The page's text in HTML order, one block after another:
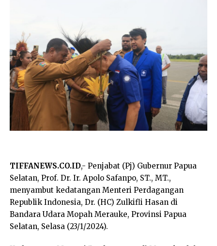
TIFFANEWS.CO.ID,- Penjabat (Pj) Gubernur Papua
Selatan, Prof. Dr. Ir. Apolo Safanpo, ST., MT.,
menyambut kedatangan Menteri Perdagangan
Republik Indonesia, Dr. (HC) Zulkifli Hasan di
Bandara Udara Mopah Merauke, Provinsi Papua
Selatan, Selasa (23/1/2024).